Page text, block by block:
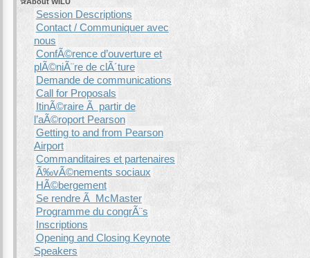
Session Descriptions
Contact / Communiquer avec
nous
ConfÃ©rence d’ouverture et
plÃ©niÃ¨re de clÃ´ture
Demande de communications
Call for Proposals
ItinÃ©raire Ã partir de
l’aÃ©roport Pearson
Getting to and from Pearson
Airport
Commanditaires et partenaires
Ã‰vÃ©nements sociaux
HÃ©bergement
Se rendre Ã McMaster
Programme du congrÃ¨s
Inscriptions
Opening and Closing Keynote
Speakers